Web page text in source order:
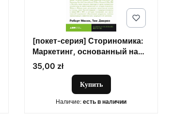
[покет-серия] Сториномика:
Маркетинг, основанный на
историях, в пострекламном
мире
Цена
35,00 zł
Купить
Наличие: есть в наличии